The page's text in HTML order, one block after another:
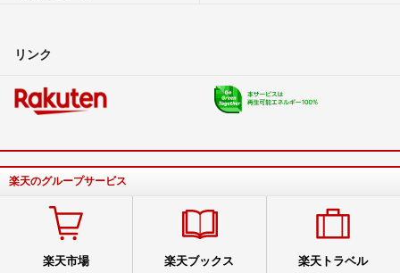
リンク
楽天のグループサービス
楽天市場 楽天ブックス 楽天トラベル